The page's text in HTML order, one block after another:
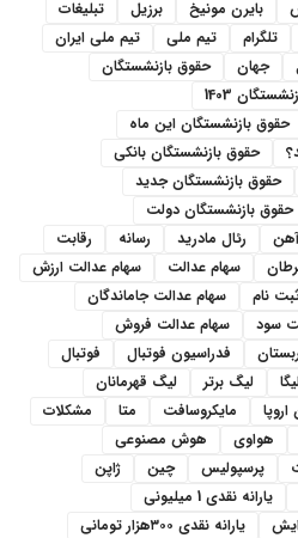
بایرن مونیخ برزیل
تبلیغات
تلگرام تیم ملی
تیم ملی ایران
جهان
حقوق بازنشستگان
1403
حقوق بازنشستگان این ماه
حقوق بازنشستگان بانکی
حقوق بازنشستگان جدید
حقوق بازنشستگان دولت
رئال مادرید رسانه
رقابت
سهام عدالت
سهام عدالت ارزش
نام
سهام عدالت جاماندگان
سود
سهام عدالت فروش
فدراسیون فوتبال
فوتبال
لیگ برتر
لیگ قهرمانان
مایکروسافت متا
مشکلات
هواوی
هوش مصنوعی
پرسپولیس چین
ژاپن
یارانه نقدی 1 میلیونی
یارانه نقدی ۳۰۰هزار تومانی